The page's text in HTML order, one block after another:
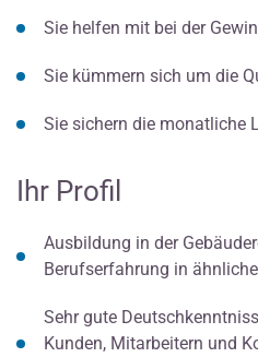
Sie helfen mit bei der
Sie kümmern sich um die
Sie sichern die monatliche
Ihr Profil
Ausbildung in der
Berufserfahrung in
Sehr gute
Kunden, Mitarbeitern und